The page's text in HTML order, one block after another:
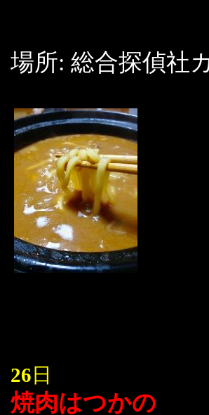
場所: 総合探偵社
26 日
焼肉はつかの